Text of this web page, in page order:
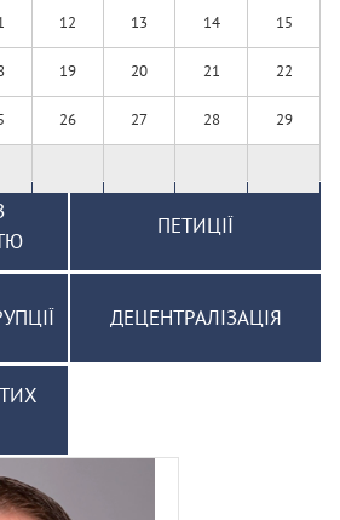
12 13 14 15
19 20 21 22
26 27 28 29
ПЕТИЦІЇ
ДЕЦЕНТРАЛІЗАЦІЯ